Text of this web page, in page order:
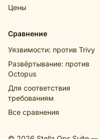
Цены
Сравнение
Уязвимости: против Trivy
Развёртывание: против
Octopus
Для соответствия
требованиям
Все сравнения